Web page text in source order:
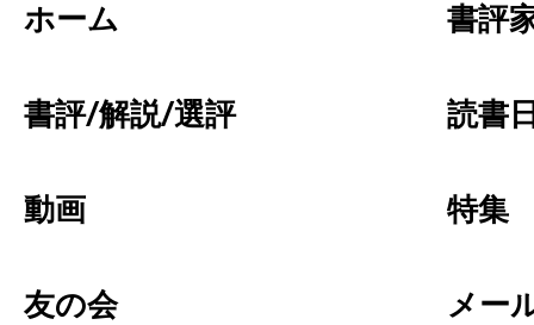
ホーム 書評
書評/解説/選評 読書
動画 特集
友の会 メー